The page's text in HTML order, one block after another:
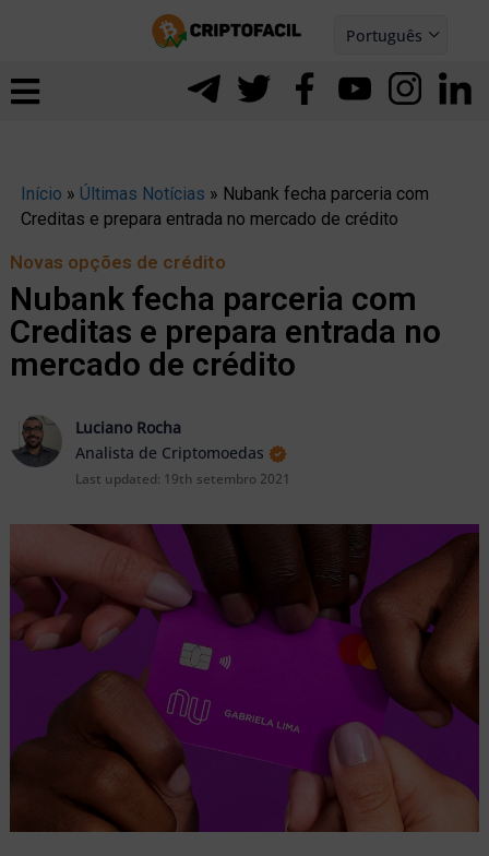
Português
Español
Início » Últimas Notícias » Nubank fecha parceria com
Creditas e prepara entrada no mercado de crédito
Novas opções de crédito
Nubank fecha parceria com
Creditas e prepara entrada no
mercado de crédito
Luciano Rocha
Analista de Criptomoedas
Last updated: 19th setembro 2021